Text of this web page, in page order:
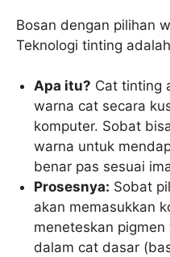
Bosan dengan pilihan
Teknologi tinting
Apa itu? Cat tinting
warna cat secara
komputer. Sobat
warna untuk
benar pas sesuai
Prosesnya: Sobat
akan memasukkan
meneteskan
dalam cat dasar